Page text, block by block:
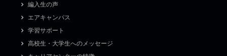
編入生の声
エアキャンパス
学習サポート
高校生・大学生へのメッセージ